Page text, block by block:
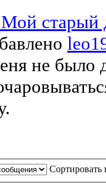
старый
не было
Сортировать